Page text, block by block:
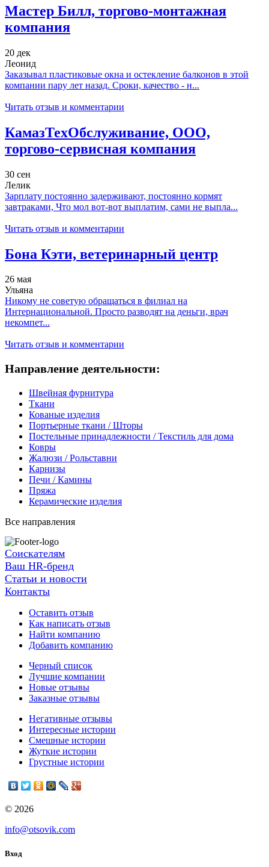
Мастер Билл, торгово-монтажная
компания
20 дек
Леонид
Заказывал пластиковые окна и остекление балконов в этой
компании пару лет назад. Сроки, качество - н...
Читать отзыв и комментарии
КамазТехОбслуживание, ООО,
торгово-сервисная компания
30 сен
Лелик
Зарплату постоянно задерживают, постоянно кормят
завтраками, Что мол вот-вот выплатим, сами не выпла...
Читать отзыв и комментарии
Бона Кэти, ветеринарный центр
26 мая
Ульяна
Никому не советую обращаться в филиал на
Интернациональной. Просто разводят на деньги, врач
некомпет...
Читать отзыв и комментарии
Направление деятельности:
Швейная фурнитура
Ткани
Кованые изделия
Портьерные ткани / Шторы
Постельные принадлежности / Текстиль для дома
Ковры
Жалюзи / Рольставни
Карнизы
Печи / Камины
Пряжа
Керамические изделия
Все направления
Соискателям
Ваш HR-бренд
Статьи и новости
Контакты
Оставить отзыв
Как написать отзыв
Найти компанию
Добавить компанию
Черный список
Лучшие компании
Новые отзывы
Заказные отзывы
Негативные отзывы
Интересные истории
Смешные истории
Жуткие истории
Грустные истории
© 2026
info@otsovik.com
Вход